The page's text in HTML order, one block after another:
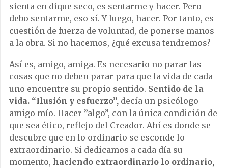
sienta en dique seco, es sentarme y hacer. Pero
debo sentarme, eso sí. Y luego, hacer. Por tanto, es
cuestión de fuerza de voluntad, de ponerse manos
a la obra. Si no hacemos, ¿qué excusa tendremos?
Así es, amigo, amiga. Es necesario no parar las
cosas que no deben parar para que la vida de cada
uno encuentre su propio sentido. Sentido de la
vida. “Ilusión y esfuerzo”, decía un psicólogo
amigo mío. Hacer ”algo”, con la única condición de
que sea ético, reflejo del Creador. Ahí es donde se
descubre que en lo ordinario se esconde lo
extraordinario. Si dedicamos a cada día su
momento, haciendo extraordinario lo ordinario,